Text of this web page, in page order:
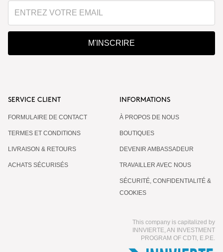
M'INSCRIRE
SERVICE CLIENT
FORMULAIRE DE CONTACT
TERMES ET CONDITIONS
LIVRAISON & RETOURS
ACHATS SÉCURISÉS
INFORMATIONS
À PROPOS DE NOUS
BOUTIQUES
DEVENIR AMBASSADEUR
TRAVAILLER AVEC NOUS
SÉCURITÉ, CONFIDENTIALITÉ &
COOKIES
This company is capitalized by
INNVIERTE, AN INVESTMENT
PROGRAM OF CDTI, E.P.E.